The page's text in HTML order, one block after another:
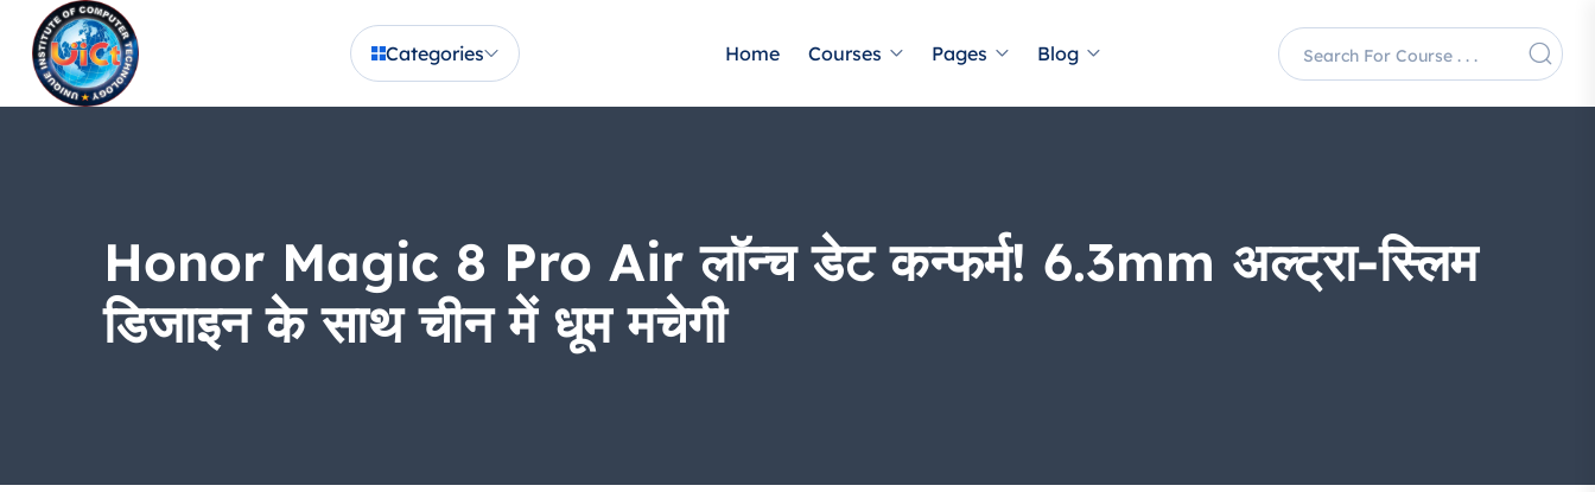
Categories Home Courses Pages Blog
Honor Magic 8 Pro Air लॉन्च डेट कन्फर्म! 6.3mm अल्ट्रा-स्लिम
डिजाइन के साथ चीन में धूम मचेगी